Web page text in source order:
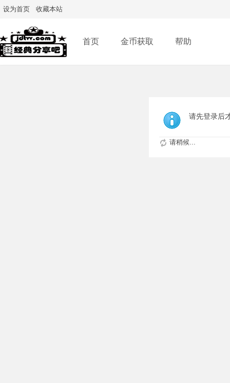
设为首页 收藏本站
首页 金币获取 帮助
请先登录后
请稍候...